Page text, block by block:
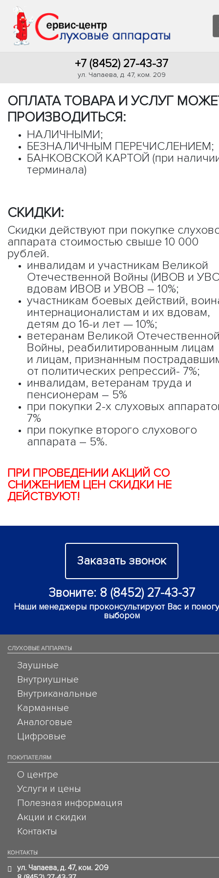
+7 (8452) 27-43-37
ул. Чапаева, д. 47, ком. 209
ОПЛАТА ТОВАРА И УСЛУГ
ПРОИЗВОДИТЬСЯ:
НАЛИЧНЫМИ;
БЕЗНАЛИЧНЫМ ПЕРЕЧИСЛЕНИЕМ;
БАНКОВСКОЙ КАРТОЙ (при
терминала)
СКИДКИ:
Скидки действуют при покупке
аппарата стоимостью свыше 10 000
рублей.
инвалидам и участникам Великой
Отечественной Войны (ИВОВ и
вдовам ИВОВ и УВОВ – 10%;
участникам боевых действий,
интернационалистам и их вдовам,
детям до 16-и лет — 10%;
ветеранам Великой
Войны, реабилитированным лицам
и лицам, признанным
от политических репрессий- 7%;
инвалидам, ветеранам труда и
пенсионерам – 5%
при покупки 2-х слуховых
7%
при покупке второго слухового
аппарата – 5%.
ПРИ ПРОВЕДЕНИИ АКЦИЙ СО
СНИЖЕНИЕМ ЦЕН СКИДКИ НЕ
ДЕЙСТВУЮТ!
Заказать звонок
Звоните: 8 (8452) 27-43-37
Наши менеджеры проконсультируют Вас и
выбором
СЛУХОВЫЕ АППАРАТЫ
Заушные
Внутриушные
Внутриканальные
Карманные
Аналоговые
Цифровые
ПОКУПАТЕЛЯМ
О центре
Услуги и цены
Полезная информация
Акции и скидки
Контакты
КОНТАКТЫ
ул. Чапаева, д. 47, ком. 209